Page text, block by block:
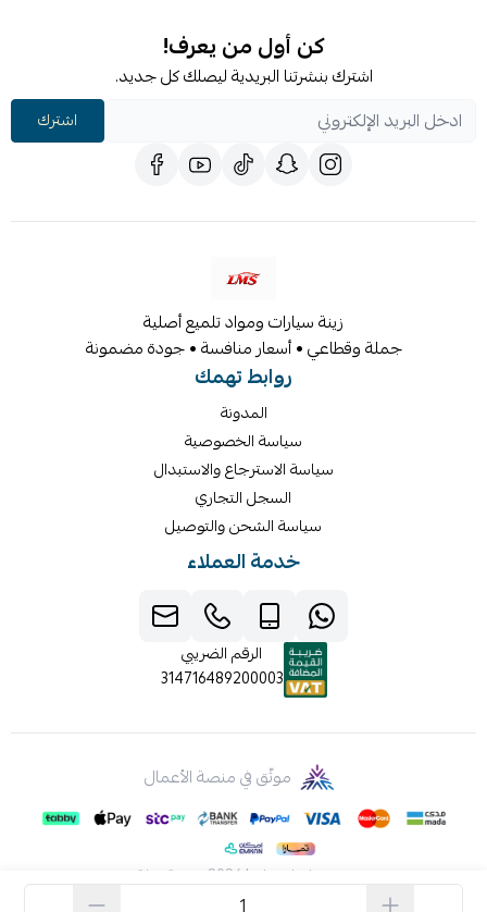
كن أول من يعرف!
اشترك بنشرتنا البريدية ليصلك كل جديد.
اشترك
زينة سيارات ومواد تلميع أصلية
جملة وقطاعي • أسعار منافسة • جودة مضمونة
روابط تهمك
المدونة
سياسة الخصوصية
سياسة الاسترجاع والاستبدال
السجل التجاري
سياسة الشحن والتوصيل
خدمة العملاء
الرقم الضريبي
314716489200003
موثّق في منصة الأعمال
صنع بإتقان على | 2026 منصة سلة